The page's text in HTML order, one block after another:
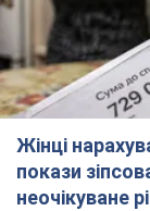
Жінці
покази
неочікуване